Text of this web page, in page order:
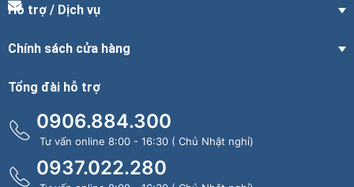
Hỗ trợ / Dịch vụ
Chính sách cửa hàng
Tổng đài hỗ trợ
0906.884.300
Tư vấn online 8:00 - 16:30 ( Chủ Nhật nghỉ)
0937.022.280